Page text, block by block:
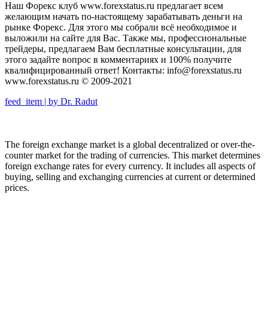
Наш Форекс клуб www.forexstatus.ru предлагает всем
желающим начать по-настоящему зарабатывать деньги на
рынке Форекс. Для этого мы собрали всё необходимое и
выложили на сайте для Вас. Также мы, профессиональные
трейдеры, предлагаем Вам бесплатные консультации, для
этого задайте вопрос в комментариях и 100% получите
квалифицированный ответ! Контакты: info@forexstatus.ru
www.forexstatus.ru © 2009-2021
feed_item | by Dr. Radut
The foreign exchange market is a global decentralized or over-the-
counter market for the trading of currencies. This market determines
foreign exchange rates for every currency. It includes all aspects of
buying, selling and exchanging currencies at current or determined
prices.